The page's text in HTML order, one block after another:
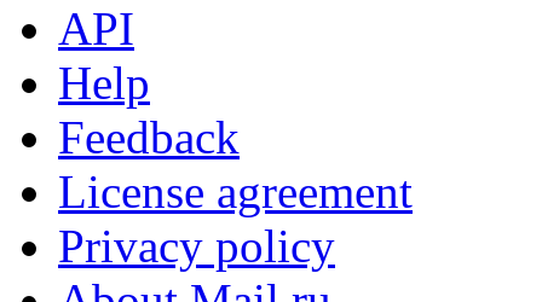
API
Help
Feedback
License agreement
Privacy policy